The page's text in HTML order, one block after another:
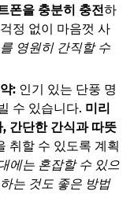
폰을 충분히 충전하
정 없이 마음껏 사
영원히 간직할 수
: 인기 있는 단풍 명
수 있습니다. 미리
간단한 간식과 따뜻
취할 수 있도록 계획
에는 혼잡할 수 있으
는 것도 좋은 방법